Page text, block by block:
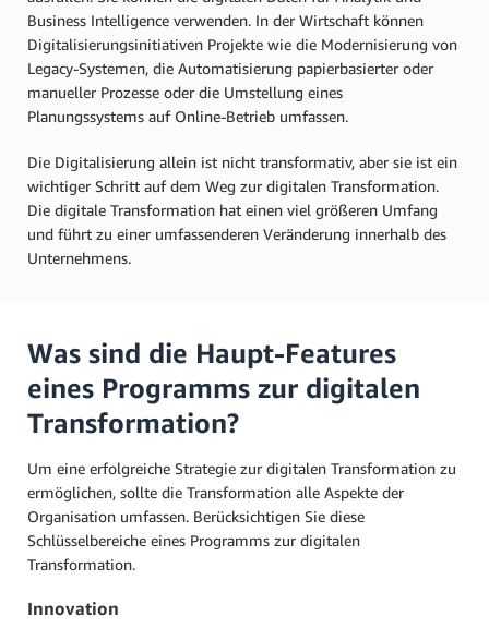
Business Intelligence verwenden. In der Wirtschaft können
Digitalisierungsinitiativen Projekte wie die Modernisierung von
Legacy-Systemen, die Automatisierung papierbasierter oder
manueller Prozesse oder die Umstellung eines
Planungssystems auf Online-Betrieb umfassen.
Die Digitalisierung allein ist nicht transformativ, aber sie ist ein
wichtiger Schritt auf dem Weg zur digitalen Transformation.
Die digitale Transformation hat einen viel größeren Umfang
und führt zu einer umfassenderen Veränderung innerhalb des
Unternehmens.
Was sind die Haupt-Features
eines Programms zur digitalen
Transformation?
Um eine erfolgreiche Strategie zur digitalen Transformation zu
ermöglichen, sollte die Transformation alle Aspekte der
Organisation umfassen. Berücksichtigen Sie diese
Schlüsselbereiche eines Programms zur digitalen
Transformation.
Innovation